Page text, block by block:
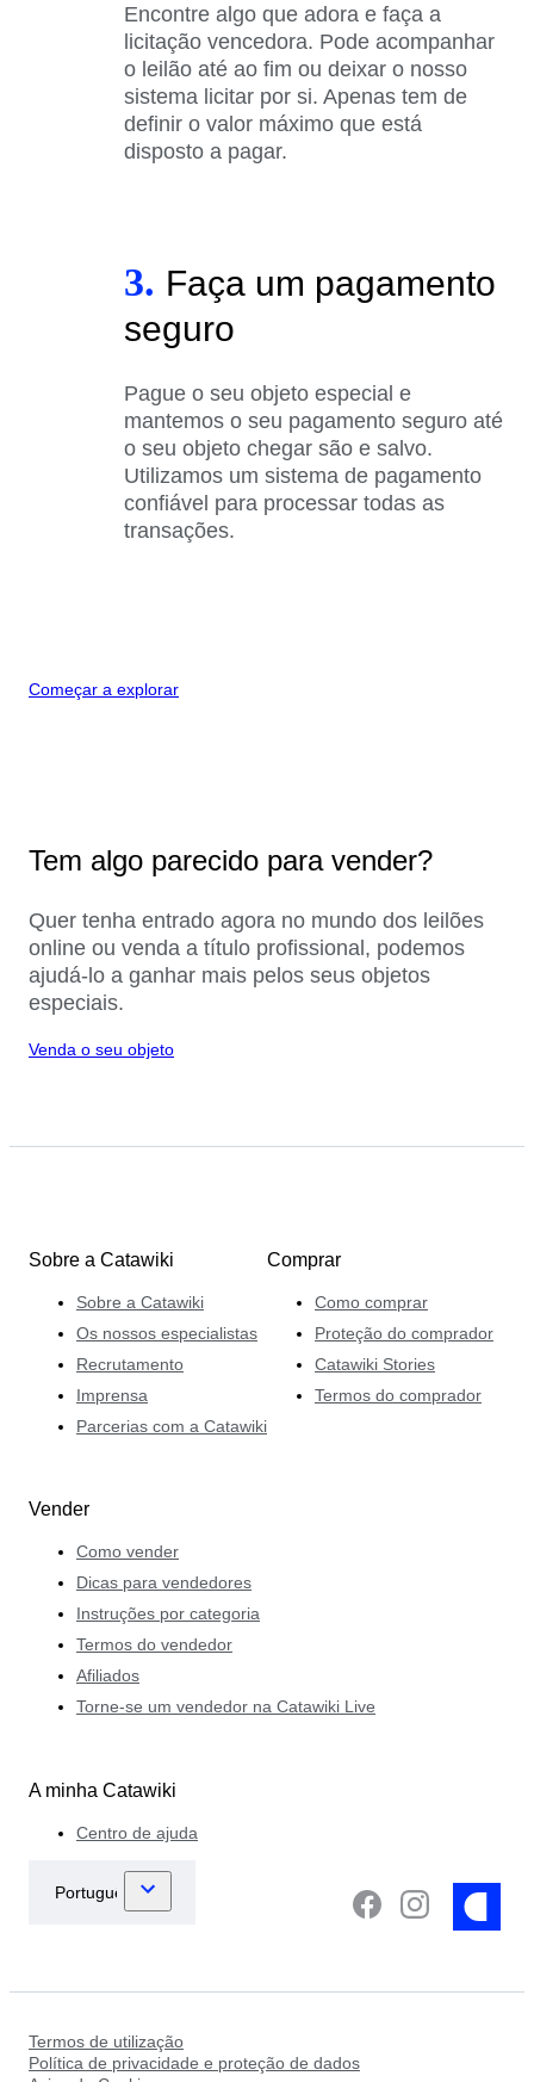
Encontre algo que adora e faça a
licitação vencedora. Pode acompanhar
o leilão até ao fim ou deixar o nosso
sistema licitar por si. Apenas tem de
definir o valor máximo que está
disposto a pagar.
3. Faça um pagamento
seguro
Pague o seu objeto especial e
mantemos o seu pagamento seguro até
o seu objeto chegar são e salvo.
Utilizamos um sistema de pagamento
confiável para processar todas as
transações.
Começar a explorar
Tem algo parecido para vender?
Quer tenha entrado agora no mundo dos leilões
online ou venda a título profissional, podemos
ajudá-lo a ganhar mais pelos seus objetos
especiais.
Venda o seu objeto
Sobre a Catawiki
Sobre a Catawiki
Os nossos especialistas
Recrutamento
Imprensa
Parcerias com a Catawiki
Comprar
Como comprar
Proteção do comprador
Catawiki Stories
Termos do comprador
Vender
Como vender
Dicas para vendedores
Instruções por categoria
Termos do vendedor
Afiliados
Torne-se um vendedor na Catawiki Live
A minha Catawiki
Centro de ajuda
Termos de utilização
Política de privacidade e proteção de dados